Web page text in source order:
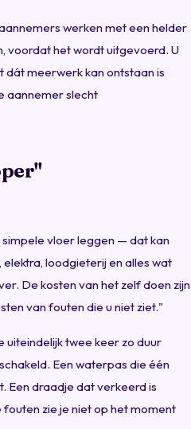
werken met een helder
voordat het wordt uitgevoerd. U
meerwerk kan ontstaan is
aannemer slecht
simpele vloer leggen — dat kan
loodgieterij en alles wat
De kosten van het zelf doen zijn
van fouten die u niet ziet."
twee keer zo duur
Een waterpas die één
Een draadje dat verkeerd is
zie je niet op het moment